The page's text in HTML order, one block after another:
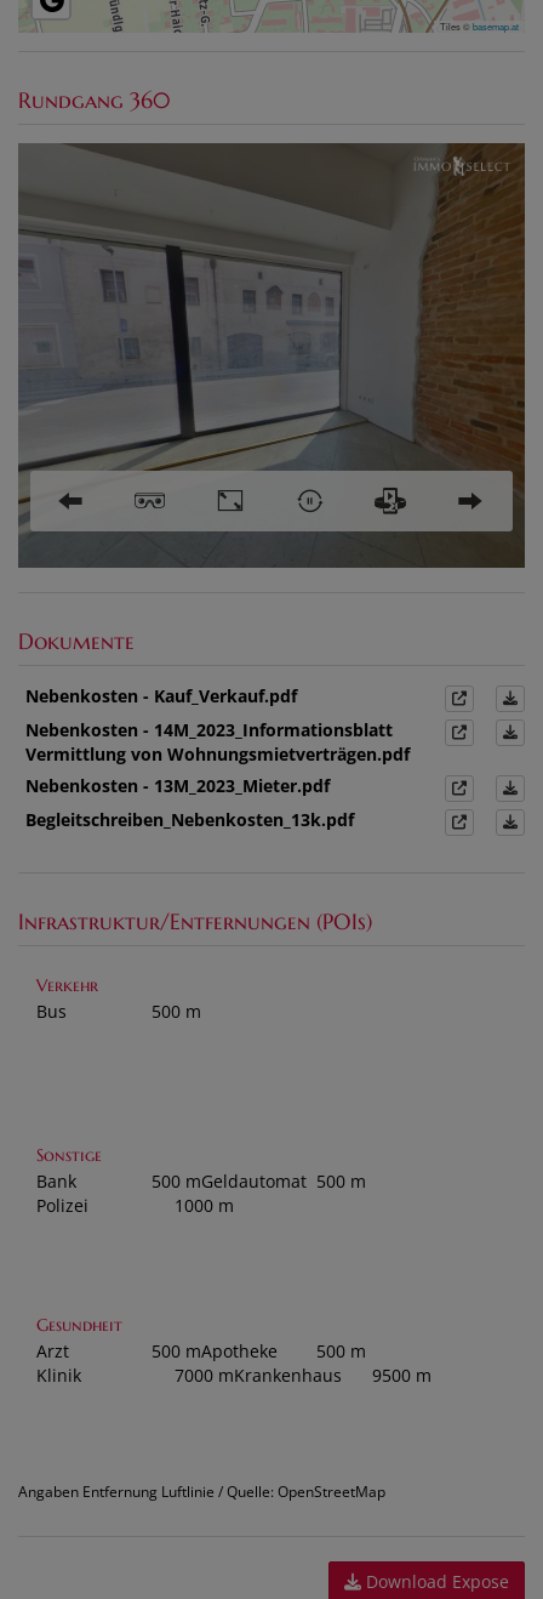
Tiles ©basemap.at
Rundgang 360
Dokumente
Nebenkosten - Kauf_Verkauf.pdf
Nebenkosten - 14M_2023_Informationsblatt
Vermittlung von Wohnungsmietverträgen.pdf
Nebenkosten - 13M_2023_Mieter.pdf
Begleitschreiben_Nebenkosten_13k.pdf
Infrastruktur/Entfernungen (POIs)
Verkehr
Bus 500 m
Sonstige
Bank 500 mGeldautomat 500 m
Polizei
1000 m
Gesundheit
Arzt 500 mApotheke
500 m
Klinik
7000 mKrankenhaus 9500 m
Angaben Entfernung Luftlinie / Quelle: OpenStreetMap
Download Expose